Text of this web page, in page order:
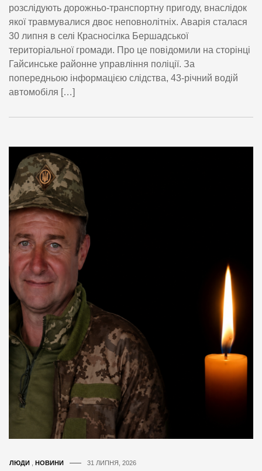
розслідують дорожньо-транспортну пригоду, внаслідок
якої травмувалися двоє неповнолітніх. Аварія сталася
30 липня в селі Красносілка Бершадської
територіальної громади. Про це повідомили на сторінці
Гайсинське районне управління поліції. За
попередньою інформацією слідства, 43-річний водій
автомобіля […]
ЛЮДИ НОВИНИ 31 ЛИПНЯ, 2026